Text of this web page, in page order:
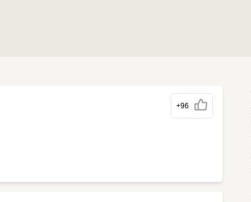
+96